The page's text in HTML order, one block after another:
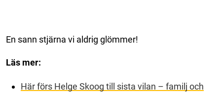
En sann stjärna vi aldrig glömmer!
Läs mer:
Här förs Helge Skoog till sista vilan – familj och